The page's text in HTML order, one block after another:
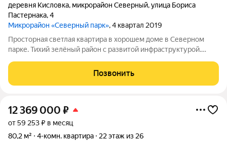
деревня Кисловка, микрорайон Северный,улица Бориса
Пастернака,4
Микрорайон «Северный парк», 4 квартал 2019
Просторная светлая квартира в хорошем доме в Северном
парке. Тихий зелёный район с развитой инфраструктурой.
современный ремонт. Все коммуникации в идеальном
порядке. Хорошая транспортная доступность. Всё
Позвонить
12 369 000 ₽
от 59 253 ₽ в месяц
80,2 м²
4-комн. квартира 22 этаж из 26